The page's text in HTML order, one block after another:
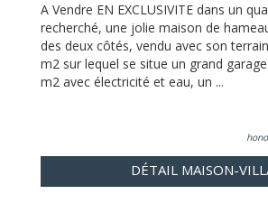
A Vendre EN EXCLUSIVITE dans un
recherché, une jolie maison de
des deux côtés, vendu avec son
m2 sur lequel se situe un grand
m2 avec électricité et eau, un ...
DÉTAIL MAISON-